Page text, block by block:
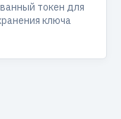
токен для
ключа